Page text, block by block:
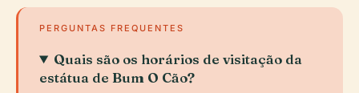
PERGUNTAS FREQUENTES
Quais são os horários de visitação da
estátua de Bum O Cão?